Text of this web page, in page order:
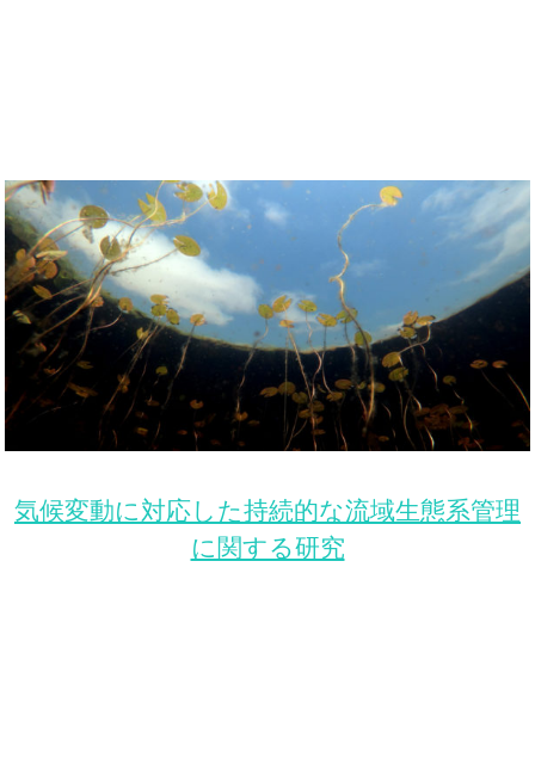
気候変動に対応した持続的な流域生態系管理
に関する研究